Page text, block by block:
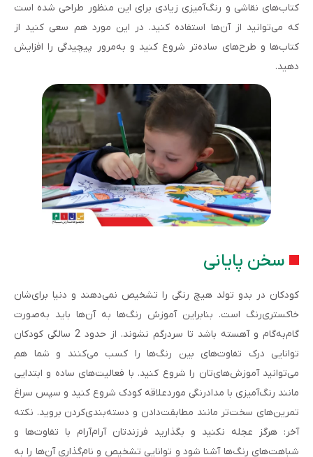
کتاب‌های نقاشی و رنگ‌آمیزی زیادی برای این منظور طراحی شده است
که می‌توانید از آن‌ها استفاده کنید. در این مورد هم سعی کنید از
کتاب‌ها و طرح‌های ساده‌تر شروع کنید و به‌مرور پیچیدگی را افزایش
دهید.
سخن پایانی
کودکان در بدو تولد هیچ رنگی را تشخیص نمی‌دهند و دنیا برای‌شان
خاکستری‌رنگ است. بنابراین آموزش رنگ‌ها به آن‌ها باید به‌صورت
گام‌به‌گام و آهسته باشد تا سردرگم نشوند. از حدود 2 سالگی کودکان
توانایی درک تفاوت‌های بین رنگ‌ها را کسب می‌کنند و شما هم
می‌توانید آموزش‌های‌تان را شروع کنید. با فعالیت‌های ساده و ابتدایی
مانند رنگ‌آمیزی با مداد‌رنگی موردعلاقه کودک شروع کنید و سپس سراغ
تمرین‌های سخت‌تر مانند مطابقت‌دادن و دسته‌بندی‌کردن بروید. نکته
آخر: هرگز عجله نکنید و بگذارید فرزندتان آرام‌آرام با تفاوت‌ها و
شباهت‌های رنگ‌ها آشنا شود و توانایی تشخیص و نام‌گذاری آن‌ها را به